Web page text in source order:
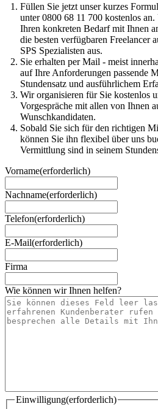
Füllen Sie jetzt unser kurzes
unter 0800 68 11 700 kostenlos an.
Ihren konkreten Bedarf mit Ihnen
die besten verfügbaren Freelancer
SPS Spezialisten aus.
Sie erhalten per Mail - meist
auf Ihre Anforderungen passende
Stundensatz und ausführlichem
Wir organisieren für Sie kostenlos
Vorgespräche mit allen von Ihnen
Wunschkandidaten.
Sobald Sie sich für den richtigen
können Sie ihn flexibel über uns
Vermittlung sind in seinem
Vorname(erforderlich)
Nachname(erforderlich)
Telefon(erforderlich)
E-Mail(erforderlich)
Firma
Wie können wir Ihnen helfen?
Einwilligung(erforderlich)